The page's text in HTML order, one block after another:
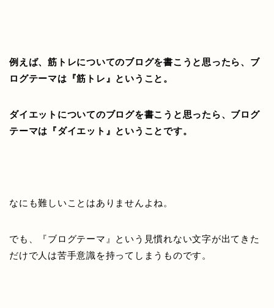
例えば、筋トレについてのブログを書こうと思ったら、ブ
ログテーマは『筋トレ』ということ。
ダイエットについてのブログを書こうと思ったら、ブログ
テーマは『ダイエット』ということです。
なにも難しいことはありませんよね。
でも、『ブログテーマ』という見慣れない文字が出てきた
だけで人は苦手意識を持ってしまうものです。